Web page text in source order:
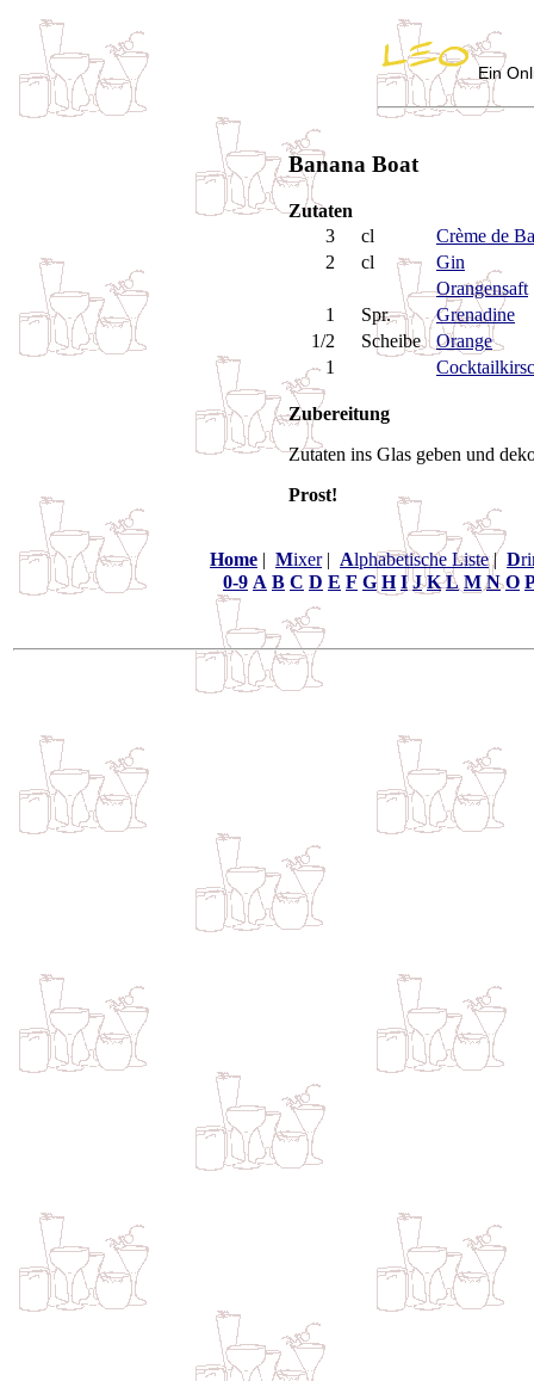
Ein
Banana Boat
Zutaten
3
cl
Crème de
2
cl
Gin
Orangensaft
1
Spr.
Grenadine
1/2
Scheibe
Orange
1
Zubereitung
Zutaten ins Glas geben und
Prost!
Home | Mixer| Alphabetische Liste| D
0-9 A B C D E F G H I J K L M N O